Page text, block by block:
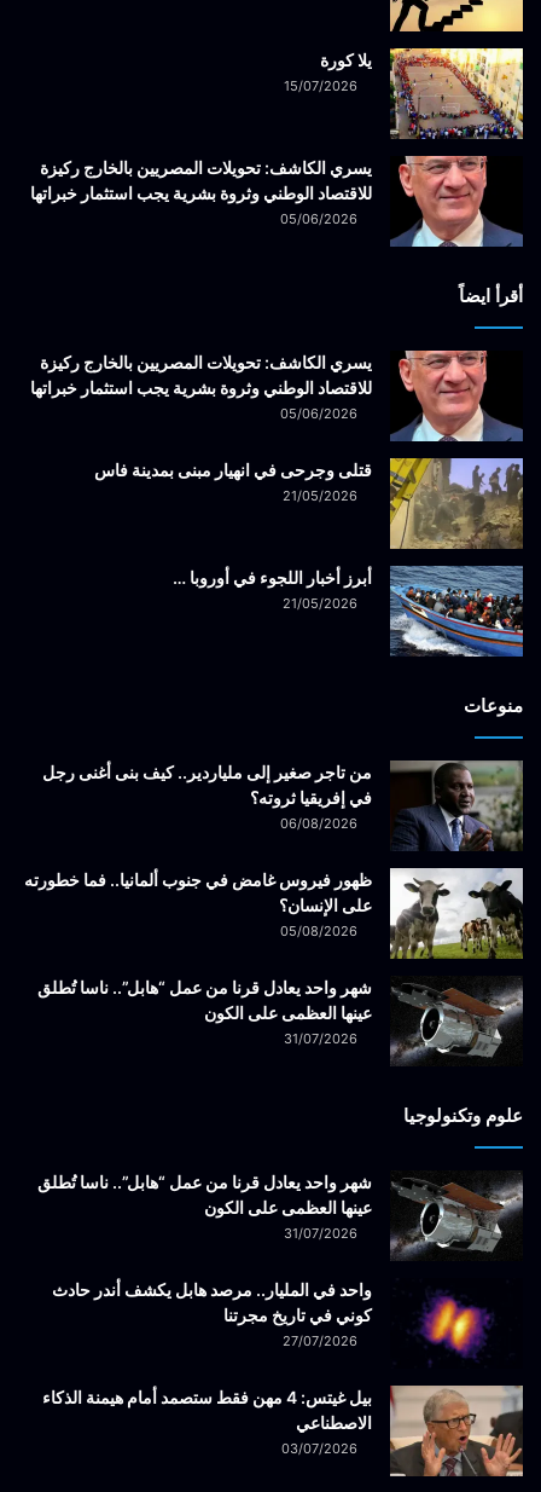
يلا كورة
15/07/2026
يسري الكاشف: تحويلات المصريين بالخارج ركيزة
للاقتصاد الوطني وثروة بشرية يجب استثمار خبراتها
05/06/2026
أقرأ ايضاً
يسري الكاشف: تحويلات المصريين بالخارج ركيزة
للاقتصاد الوطني وثروة بشرية يجب استثمار خبراتها
05/06/2026
قتلى وجرحى في انهيار مبنى بمدينة فاس
21/05/2026
أبرز أخبار اللجوء في أوروبا …
21/05/2026
منوعات
من تاجر صغير إلى ملياردير.. كيف بنى أغنى رجل
في إفريقيا ثروته؟
06/08/2026
ظهور فيروس غامض في جنوب ألمانيا.. فما خطورته
على الإنسان؟
05/08/2026
شهر واحد يعادل قرنا من عمل “هابل”.. ناسا تُطلق
عينها العظمى على الكون
31/07/2026
علوم وتكنولوجيا
شهر واحد يعادل قرنا من عمل “هابل”.. ناسا تُطلق
عينها العظمى على الكون
31/07/2026
واحد في المليار.. مرصد هابل يكشف أندر حادث
كوني في تاريخ مجرتنا
27/07/2026
بيل غيتس: 4 مهن فقط ستصمد أمام هيمنة الذكاء
الاصطناعي
03/07/2026